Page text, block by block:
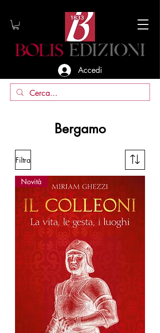
Accedi
Bergamo
Filtra
Novità